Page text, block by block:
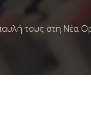
τους στη Νέα